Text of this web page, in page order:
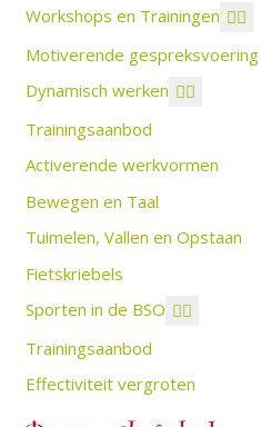
Workshops en Trainingen
Motiverende
Dynamisch werken
Trainingsaanbod
Activerende werkvormen
Bewegen en Taal
Tuimelen, Vallen en Opstaan
Fietskriebels
Sporten in de BSO
Trainingsaanbod
Effectiviteit vergroten